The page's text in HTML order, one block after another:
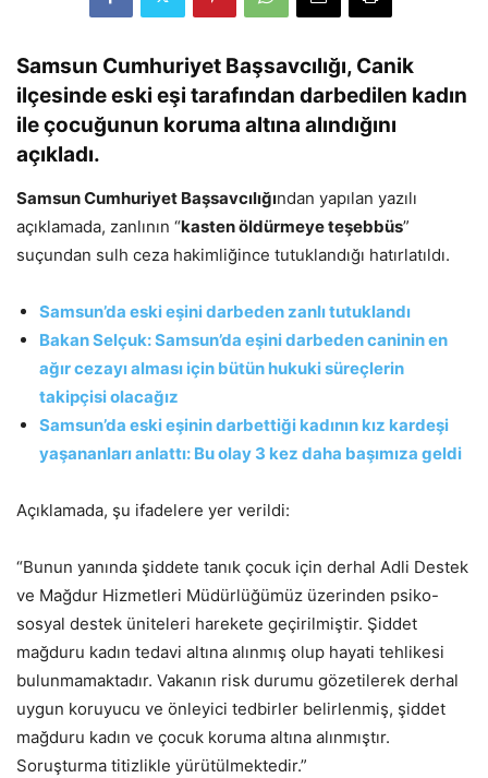
Samsun Cumhuriyet Başsavcılığı, Canik
ilçesinde eski eşi tarafından darbedilen kadın
ile çocuğunun koruma altına alındığını
açıkladı.
Samsun Cumhuriyet Başsavcılığından yapılan yazılı
açıklamada, zanlının “kasten öldürmeye teşebbüs”
suçundan sulh ceza hakimliğince tutuklandığı hatırlatıldı.
Samsun’da eski eşini darbeden zanlı tutuklandı
Bakan Selçuk: Samsun’da eşini darbeden caninin en
ağır cezayı alması için bütün hukuki süreçlerin
takipçisi olacağız
Samsun’da eski eşinin darbettiği kadının kız kardeşi
yaşananları anlattı: Bu olay 3 kez daha başımıza geldi
Açıklamada, şu ifadelere yer verildi:
“Bunun yanında şiddete tanık çocuk için derhal Adli Destek
ve Mağdur Hizmetleri Müdürlüğümüz üzerinden psiko-
sosyal destek üniteleri harekete geçirilmiştir. Şiddet
mağduru kadın tedavi altına alınmış olup hayati tehlikesi
bulunmamaktadır. Vakanın risk durumu gözetilerek derhal
uygun koruyucu ve önleyici tedbirler belirlenmiş, şiddet
mağduru kadın ve çocuk koruma altına alınmıştır.
Soruşturma titizlikle yürütülmektedir.”